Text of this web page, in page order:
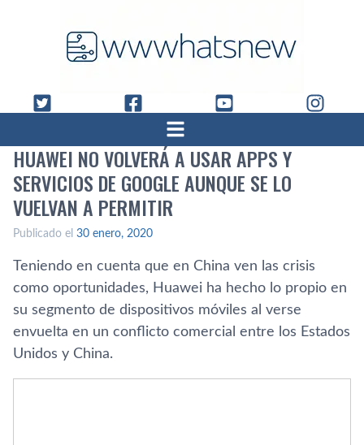
HUAWEI NO VOLVERÁ A USAR APPS Y
SERVICIOS DE GOOGLE AUNQUE SE LO
VUELVAN A PERMITIR
Publicado el 30 enero, 2020
Teniendo en cuenta que en China ven las crisis
como oportunidades, Huawei ha hecho lo propio en
su segmento de dispositivos móviles al verse
envuelta en un conflicto comercial entre los Estados
Unidos y China.